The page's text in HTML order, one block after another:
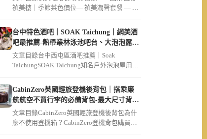
禎美樓｜季節菜色價位— 禎美潮聲套餐 — 迎
台中特色酒吧｜SOAK Taichung｜網美酒
吧最推薦-熱帶叢林泳池吧台、大泡泡露天
草皮座位區
文章目錄台中西屯區酒吧推薦｜Soak
TaichungSOAK Taichung知名戶外泡泡屋用餐
CabinZero英國輕旅登機後背包｜搭乘廉
航航空不買行李的必備背包-最大尺寸背包
36L軍用款、44L登機開箱｜可放筆電
文章目錄CabinZero英國輕旅登機後背包為什
麼不使用登機箱？CabinZero登機背包購買連